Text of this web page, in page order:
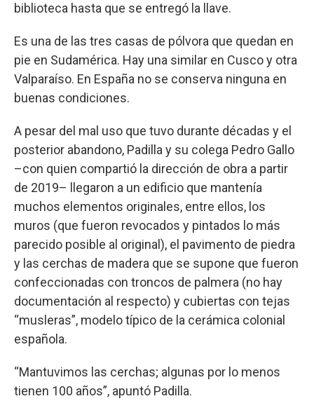
biblioteca hasta que se entregó la llave.
Es una de las tres casas de pólvora que quedan en
pie en Sudamérica. Hay una similar en Cusco y otra
Valparaíso. En España no se conserva ninguna en
buenas condiciones.
A pesar del mal uso que tuvo durante décadas y el
posterior abandono, Padilla y su colega Pedro Gallo
–con quien compartió la dirección de obra a partir
de 2019– llegaron a un edificio que mantenía
muchos elementos originales, entre ellos, los
muros (que fueron revocados y pintados lo más
parecido posible al original), el pavimento de piedra
y las cerchas de madera que se supone que fueron
confeccionadas con troncos de palmera (no hay
documentación al respecto) y cubiertas con tejas
“musleras”, modelo típico de la cerámica colonial
española.
“Mantuvimos las cerchas; algunas por lo menos
tienen 100 años”, apuntó Padilla.